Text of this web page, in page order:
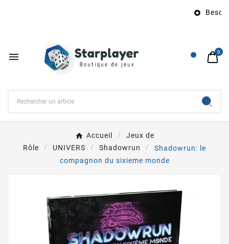
 Besoin
 0
Accueil
Jeux de
Rôle
UNIVERS Shadowrun
Shadowrun: le
compagnon du sixieme monde